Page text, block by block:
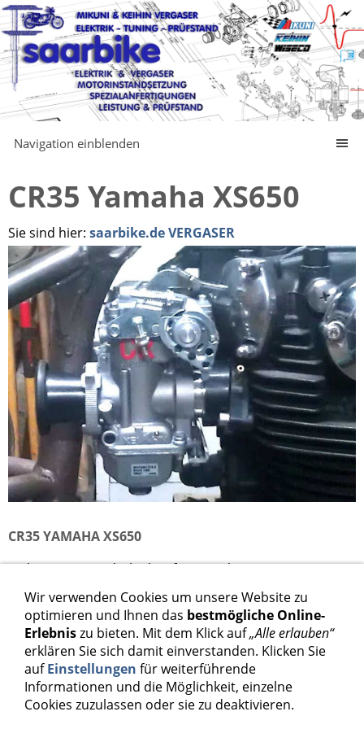
Navigation einblenden
CR35 Yamaha XS650
Sie sind hier: saarbike.de VERGASER
CR35 YAMAHA XS650
Keihin CR35 Rundschieber für Yamaha XS650
1.098,00 €
Inkl. 19 % USt. zzgl.Versand
In den Warenkorb
Wir verwenden Cookies um unsere Website zu
optimieren und Ihnen das bestmögliche Online-
Erlebniszu bieten. Mit dem Klick auf„Alle erlauben“
erklären Sie sich damit einverstanden. Klicken Sie
aufEinstellungen für weiterführende
Informationen und die Möglichkeit, einzelne
Cookies zuzulassen oder sie zu deaktivieren.